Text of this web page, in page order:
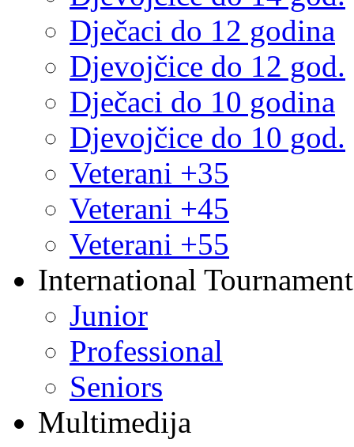
Dječaci do 12 godina
Djevojčice do 12 god.
Dječaci do 10 godina
Djevojčice do 10 god.
Veterani +35
Veterani +45
Veterani +55
International
Junior
Professional
Seniors
Multimedija